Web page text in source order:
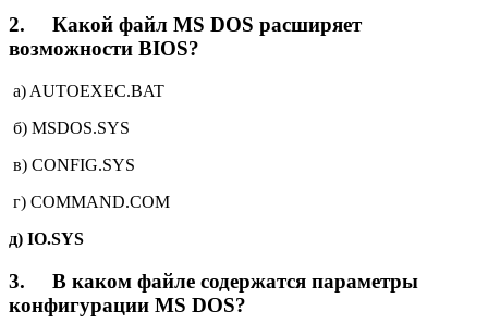
2.
Какой файл MS DOS расширяет
возможности BIOS?
a) AUTOEXEC.BAT
б) MSDOS.SYS
в) CONFIG.SYS
г) COMMAND.COM
д) IO.SYS
3.
В каком файле содержатся параметры
конфигурации MS DOS?